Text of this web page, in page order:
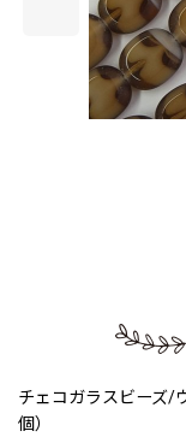
チェコガラスビーズ/
個）